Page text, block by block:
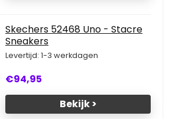
Skechers 52468 Uno - Stacre
Sneakers
Levertijd: 1-3 werkdagen
€94,95
Bekijk >